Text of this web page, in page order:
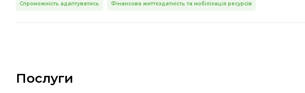
Спроможність адаптуватись Фінансова життєздатність та мобілізація ресурсів
Послуги